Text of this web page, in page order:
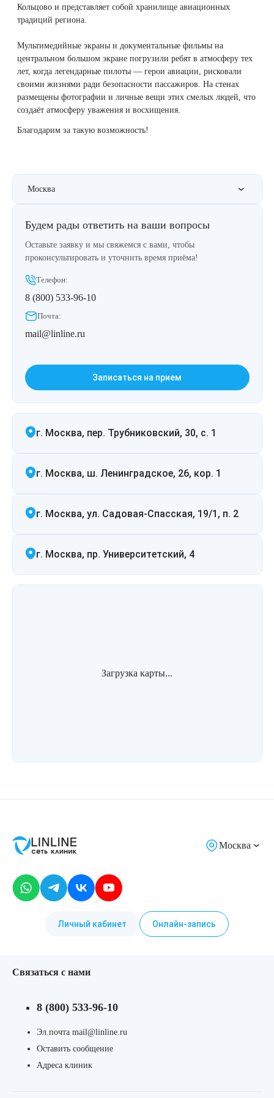
Кольцово и представляет собой хранилище авиационных
традиций региона.
Мультимедийные экраны и документальные фильмы на
центральном большом экране погрузили ребят в атмосферу тех
лет, когда легендарные пилоты — герои авиации, рисковали
своими жизнями ради безопасности пассажиров. На стенах
размещены фотографии и личные вещи этих смелых людей, что
создаёт атмосферу уважения и восхищения.
Благодарим за такую возможность!
Москва
Будем рады ответить на ваши вопросы
Оставьте заявку и мы свяжемся с вами, чтобы
проконсультировать и уточнить время приёма!
Телефон:
8 (800) 533-96-10
Почта:
mail@linline.ru
Записаться на прием
г. Москва, пер. Трубниковский, 30, с. 1
г. Москва, ш. Ленинградское, 26, кор. 1
г. Москва, ул. Садовая-Спасская, 19/1, п. 2
г. Москва, пр. Университетский, 4
Загрузка карты...
Москва
Личный кабинет Онлайн-запись
Связаться с нами
8 (800) 533-96-10
Эл.почта mail@linline.ru
Оставить сообщение
Адреса клиник
Лечение гиперпигментации
Удаление веснушек
Лечение псориаза
Лазерное удаление рубцов
Удаление рубцов
Удаление новообразований
Лазерное лечение постакне
Омоложение QOOLGLOW
QOOL- омоложение
Карбоновый пилинг
Лазерное лечение ринофимы
Лазерное лечение розацеа
Интимное лазерное омоложение
Лазерная подтяжка кожи живота
Лазерная подтяжка кожи на бедрах и коленях
Therapy Pulse
Фотодинамическая терапия HELEO™
Удалить перманентный макияж
Вылечить расширенные поры
Избавиться от пигментных пятен на лице
Остановить выпадение волос
Восстановление здоровья волос
Сделать педикюр
Купить сертификат
Купить абонемент